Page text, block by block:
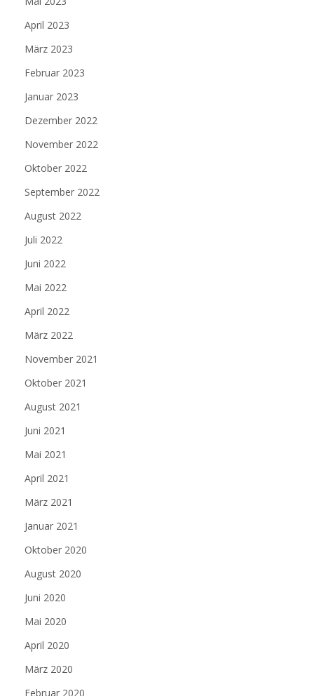
April 2023
März 2023
Februar 2023
Januar 2023
Dezember 2022
November 2022
Oktober 2022
September 2022
August 2022
Juli 2022
Juni 2022
Mai 2022
April 2022
März 2022
November 2021
Oktober 2021
August 2021
Juni 2021
Mai 2021
April 2021
März 2021
Januar 2021
Oktober 2020
August 2020
Juni 2020
Mai 2020
April 2020
März 2020
Februar 2020